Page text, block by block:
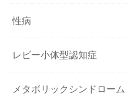
性病
レビー小体型認知症
メタボリックシンドローム